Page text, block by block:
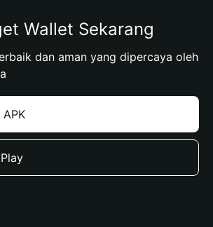
Wallet Sekarang
dan aman yang dipercaya oleh